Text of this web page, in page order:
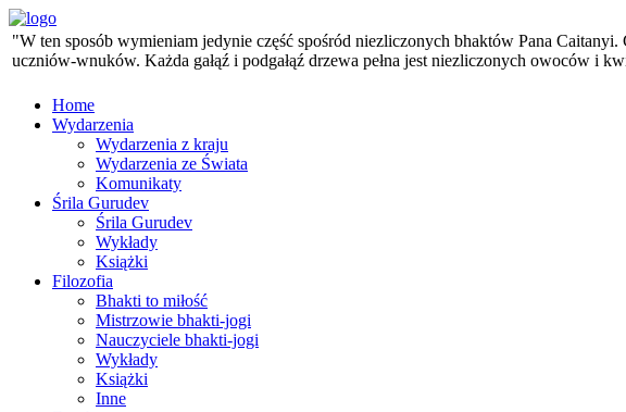
"W ten sposób wymieniam jedynie część spośród niezliczonych bhaktów Pana
uczniów-wnuków. Każda gałąź i podgałąź drzewa pełna jest niezliczonych owoców i
Home
Wydarzenia
Wydarzenia z kraju
Wydarzenia ze Świata
Komunikaty
Śrila Gurudev
Śrila Gurudev
Wykłady
Książki
Filozofia
Bhakti to miłość
Mistrzowie bhakti-jogi
Nauczyciele bhakti-jogi
Wykłady
Książki
Inne